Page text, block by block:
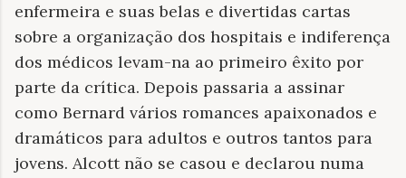
enfermeira e suas belas e divertidas cartas
sobre a organização dos hospitais e indiferença
dos médicos levam-na ao primeiro êxito por
parte da crítica. Depois passaria a assinar
como Bernard vários romances apaixonados e
dramáticos para adultos e outros tantos para
jovens. Alcott não se casou e declarou numa